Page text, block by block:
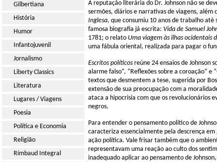
Gilbertiana
História
Humor
Infantojuvenil
Jornalismo
Liberty Classics
Literatura
Lugares / Viagens
Poesia
Política e Economia
Religião
Rimbaud Integral
A reputação literária do Dr. Johnson não se
sermões, diários e narrativas de viagens,
Inglesa, que consumiu 10 anos de trabalho
famosa biografia já escrita: Vida de Samuel
1781; o relato Uma viagem às ilhas ocidentais
uma fábula oriental, realizada para pagar o
Escritos políticos reúne 24 ensaios de Johnson
alarme falso”, “Reflexões sobre a coroação”
textos que desmentem a tese, sugerida por
extensão de sua preocupação com a
ataca a hipocrisia com que os revolucionários
negros.
Para entender o pensamento político de
caracteriza essencialmente pela descrença
ação política. Vale frisar também que o
representavam uma reação ao culto dos
inadequado aplicar ao pensamento de